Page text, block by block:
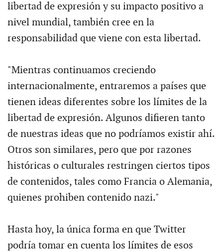
libertad de expresión y su impacto positivo a
nivel mundial, también cree en la
responsabilidad que viene con esta libertad.
"Mientras continuamos creciendo
internacionalmente, entraremos a países que
tienen ideas diferentes sobre los límites de la
libertad de expresión. Algunos difieren tanto
de nuestras ideas que no podríamos existir ahí.
Otros son similares, pero que por razones
históricas o culturales restringen ciertos tipos
de contenidos, tales como Francia o Alemania,
quienes prohiben contenido nazi."
Hasta hoy, la única forma en que Twitter
podría tomar en cuenta los límites de esos